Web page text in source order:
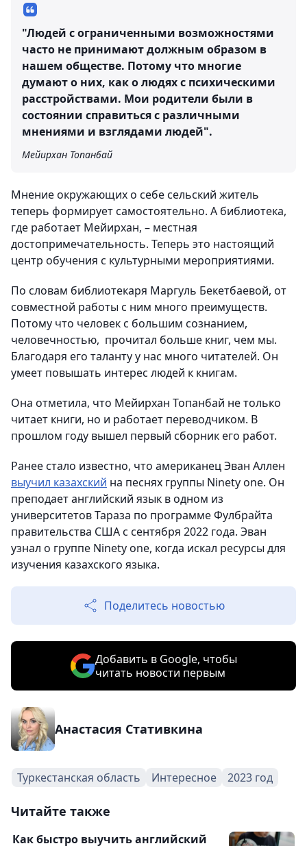
"Людей с ограниченными возможностями
часто не принимают должным образом в
нашем обществе. Потому что многие
думают о них, как о людях с психическими
расстройствами. Мои родители были в
состоянии справиться с различными
мнениями и взглядами людей".
Мейирхан Топанбай
Мнение окружающих о себе сельский житель
теперь формирует самостоятельно. А библиотека,
где работает Мейирхан, – местная
достопримечательность. Теперь это настоящий
центр обучения с культурными мероприятиями.
По словам библиотекаря Маргуль Бекетбаевой, от
совместной работы с ним много преимуществ.
Потому что человек с большим сознанием,
человечностью, прочитал больше книг, чем мы.
Благодаря его таланту у нас много читателей. Он
умеет повышать интерес людей к книгам.
Она отметила, что Мейирхан Топанбай не только
читает книги, но и работает переводчиком. В
прошлом году вышел первый сборник его работ.
Ранее стало известно, что американец Эван Аллен
выучил казахский на песнях группы Ninety one. Он
преподает английский язык в одном из
университетов Тараза по программе Фулбрайта
правительства США с сентября 2022 года. Эван
узнал о группе Ninety one, когда искал ресурсы для
изучения казахского языка.
Поделитесь новостью
Добавить в Google, чтобы
читать новости первым
Анастасия Стативкина
Туркестанская область Интересное 2023 год
Читайте также
Как быстро выучить английский